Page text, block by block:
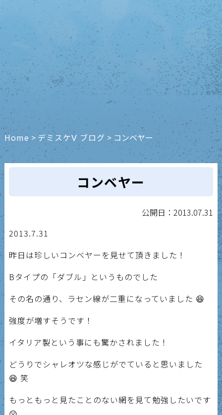
Home> デミスケⅤ ブログ > コンベヤー
コンベヤー
公開日：2013.07.31
2013.7.31
昨日は珍しいコンベヤーを見せて頂きました！
Bタイプの「ダブル」というものでした
その名の通り、ラセン線が二重になっていました 😆
強度が増すそうです！
イタリア製という事にも驚かされました！
どうりでシャレオツな感じがでていると思いました
😆 笑
もっともっと見たことのない網を見て勉強したいです